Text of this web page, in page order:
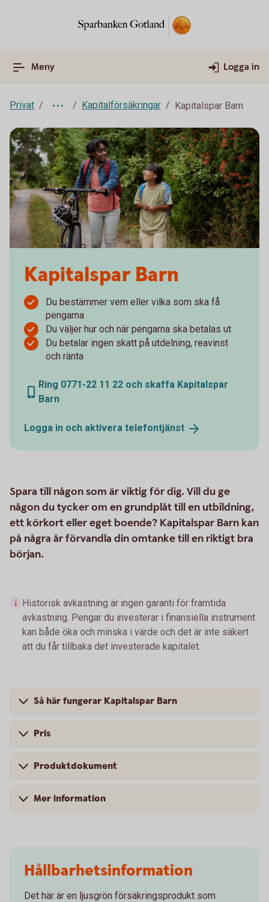
Meny Logga in
Privat Kapitalförsäkringar Kapitalspar Barn
Kapitalspar Barn
Du bestämmer vem eller vilka som ska få
pengarna
Du väljer hur och när pengarna ska betalas ut
Du betalar ingen skatt på utdelning, reavinst
och ränta
Ring 0771-22 11 22 och skaffa Kapitalspar
Barn
Logga in och aktivera telefontjänst
Spara till någon som är viktig för dig. Vill du ge
någon du tycker om en grundplåt till en utbildning,
ett körkort eller eget boende? Kapitalspar Barn kan
på några år förvandla din omtanke till en riktigt bra
början.
Historisk avkastning är ingen garanti för framtida
avkastning. Pengar du investerar i finansiella instrument
kan både öka och minska i värde och det är inte säkert
att du får tillbaka det investerade kapitalet.
Så här fungerar Kapitalspar Barn
Pris
Produktdokument
Mer information
Hållbarhetsinformation
Det här är en ljusgrön försäkringsprodukt som